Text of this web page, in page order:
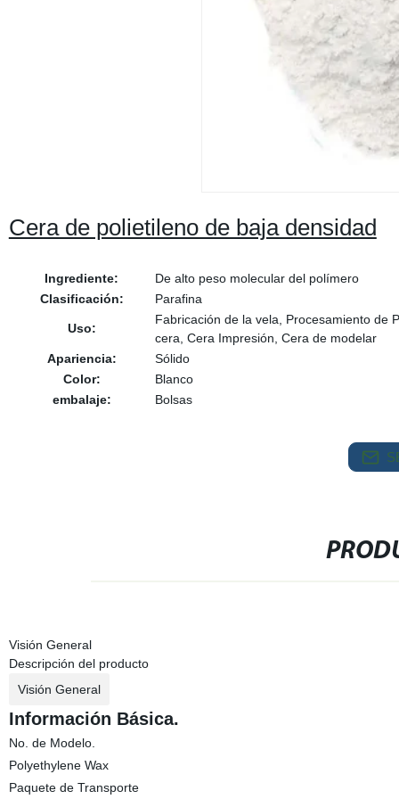
Cera de polietileno de baja densidad
Ingrediente:
De alto peso molecular del polímero
Clasificación:
Parafina
Uso:
Fabricación de la vela, Procesamiento de
cera, Cera Impresión, Cera de modelar
Apariencia:
Sólido
Color:
Blanco
embalaje:
Bolsas
Visión General
Descripción del producto
Visión General
Información Básica.
No. de Modelo.
Polyethylene Wax
Paquete de Transporte